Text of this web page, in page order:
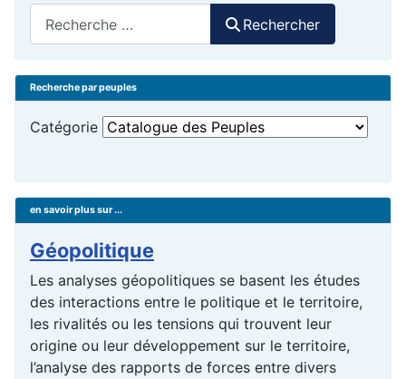
Rechercher
Recherche par peuples
Catégorie
en savoir plus sur ...
Géopolitique
Les analyses géopolitiques se basent les études
des interactions entre le politique et le territoire,
les rivalités ou les tensions qui trouvent leur
origine ou leur développement sur le territoire,
l’analyse des rapports de forces entre divers